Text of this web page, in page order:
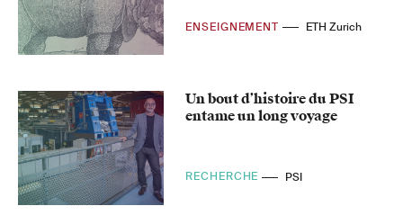
ENSEIGNEMENT ETH Zurich
Un bout d’histoire du PSI
entame un long voyage
RECHERCHE PSI